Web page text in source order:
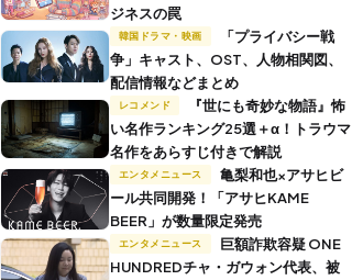
ジネスの罠
韓国ドラマ・映画
争」キャスト、OST、人物相関図、
配信情報などまとめ
レコメンド
い名作ランキング25選＋α！トラウマ
名作をあらすじ付きで解説
エンタメニュース
ール共同開発！「アサヒKAME
BEER」が数量限定発売
エンタメニュース
HUNDREDチャ・ガウォン代表、被